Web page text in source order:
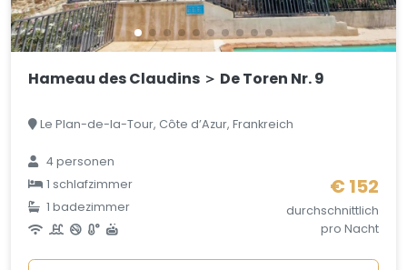
Hameau des Claudins ＞ De Toren Nr. 9
Le Plan-de-la-Tour, Côte d’Azur, Frankreich
4 personen
1 schlafzimmer
1 badezimmer
€ 152
durchschnittlich
pro Nacht